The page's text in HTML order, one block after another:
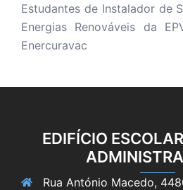
Estudantes de Instalador de
Energias Renováveis da
Enercuravac
EDIFÍCIO
Rua António Macedo,